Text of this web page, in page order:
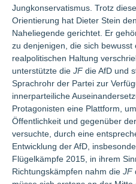
Jungkonservatismus. Trotz
Orientierung hat Dieter Stein
Naheliegende gerichtet. Er
zu denjenigen, die sich bewusst
realpolitischen Haltung
unterstützte die JF die AfD und
Sprachrohr der Partei zur
innerparteiliche
Protagonisten eine Plattform,
Öffentlichkeit und gegenüber
versuchte, durch eine
Entwicklung der AfD,
Flügelkämpfe 2015, in ihrem
Richtungskämpfen nahm die JF